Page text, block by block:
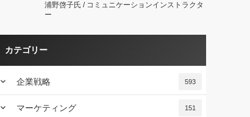
浦野啓子氏 / コミュニケーションインストラクタ
ー
カテゴリー
keyboard_arrow_down 企業戦略 593
keyboard_arrow_down マーケティング 151